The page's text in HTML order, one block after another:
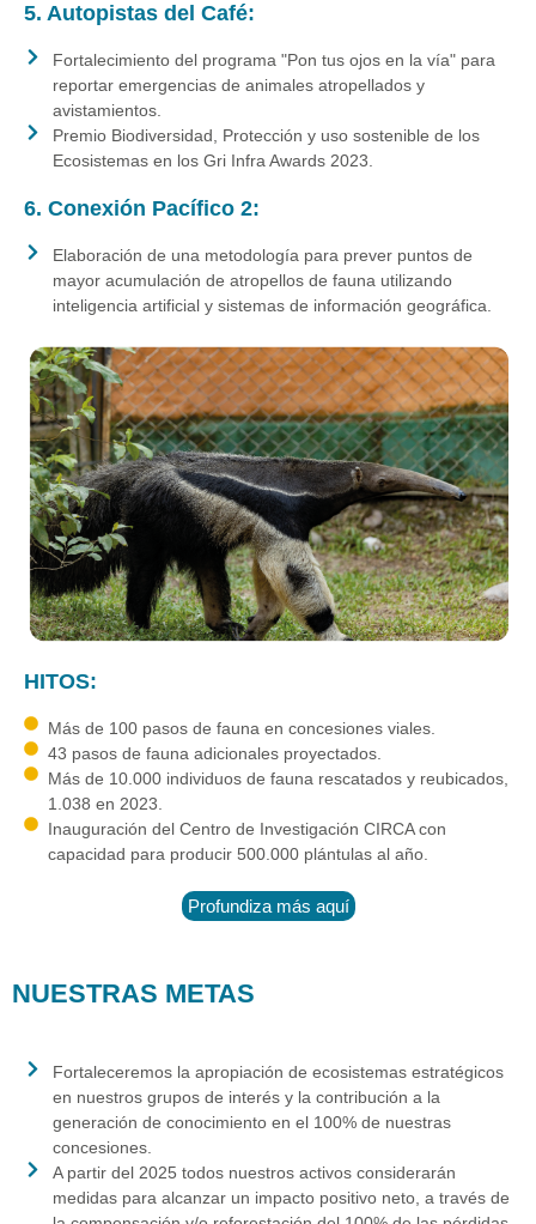
5. Autopistas del Café:
Fortalecimiento del programa "Pon tus ojos en la vía" para
reportar emergencias de animales atropellados y
avistamientos.
Premio Biodiversidad, Protección y uso sostenible de los
Ecosistemas en los Gri Infra Awards 2023.
6. Conexión Pacífico 2:
Elaboración de una metodología para prever puntos de
mayor acumulación de atropellos de fauna utilizando
inteligencia artificial y sistemas de información geográfica.
HITOS:
Más de 100 pasos de fauna en concesiones viales.
43 pasos de fauna adicionales proyectados.
Más de 10.000 individuos de fauna rescatados y reubicados,
1.038 en 2023.
Inauguración del Centro de Investigación CIRCA con
capacidad para producir 500.000 plántulas al año.
Profundiza más aquí
NUESTRAS METAS
Fortaleceremos la apropiación de ecosistemas estratégicos
en nuestros grupos de interés y la contribución a la
generación de conocimiento en el 100% de nuestras
concesiones.
A partir del 2025 todos nuestros activos considerarán
medidas para alcanzar un impacto positivo neto, a través de